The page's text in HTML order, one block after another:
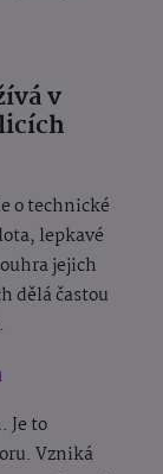
v
o technické
lepkavé
jejich
dělá častou
Je to
Vzniká